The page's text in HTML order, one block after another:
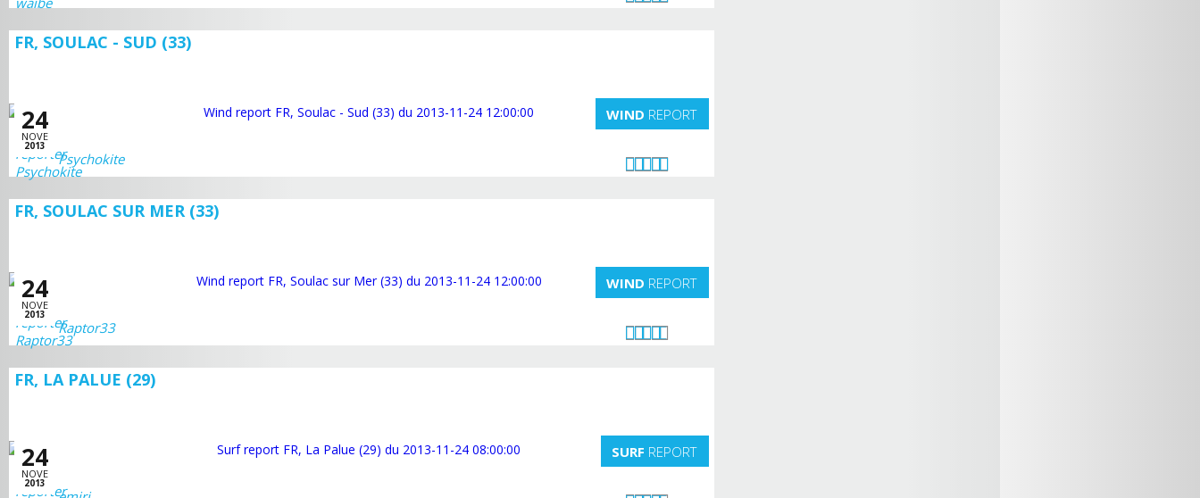
FR, SOULAC - SUD (33)
24
NOVE
2013
WIND REPORT
Psychokite
FR, SOULAC SUR MER (33)
24
NOVE
2013
WIND REPORT
Raptor33
FR, LA PALUE (29)
24
NOVE
2013
SURF REPORT